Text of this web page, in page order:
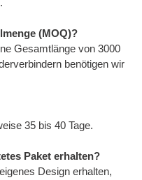
(MOQ)?
Gesamtlänge von 3000
benötigen wir
35 bis 40 Tage.
Paket erhalten?
Design erhalten,